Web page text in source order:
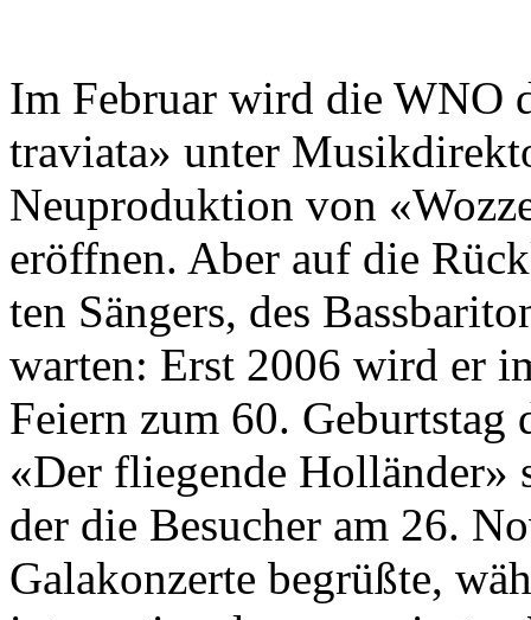
Im Februar wird die WNO
traviata» unter
Neuproduktion von
eröffnen. Aber auf die
ten Sängers, des
warten: Erst 2006 wird er
Feiern zum 60.
«Der fliegende Holländer»
der die Besucher am 26.
Galakonzerte begrüßte,